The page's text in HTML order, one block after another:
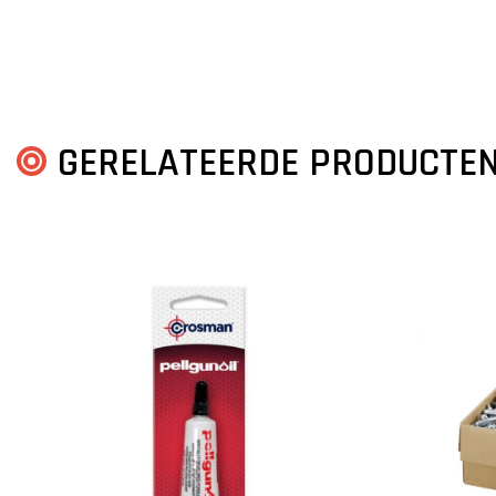
GERELATEERDE